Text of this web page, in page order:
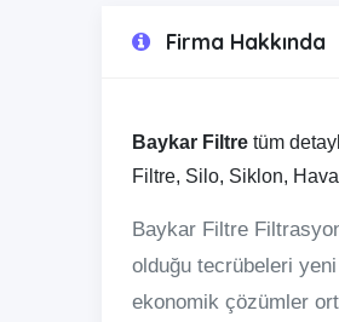
Firma Hakkında
Baykar Filtre tüm
Filtre, Silo, Siklon,
Baykar Filtre
olduğu tecrübeleri
ekonomik çözümler